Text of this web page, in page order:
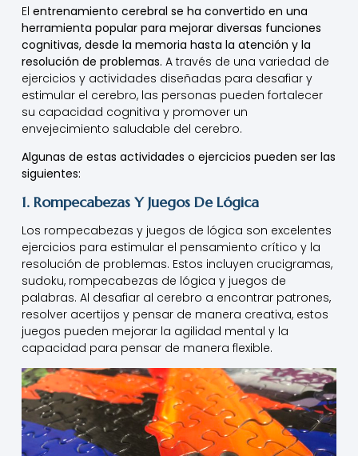
El entrenamiento cerebral se ha convertido en una
herramienta popular para mejorar diversas funciones
cognitivas, desde la memoria hasta la atención y la
resolución de problemas. A través de una variedad de
ejercicios y actividades diseñadas para desafiar y
estimular el cerebro, las personas pueden fortalecer
su capacidad cognitiva y promover un
envejecimiento saludable del cerebro.
Algunas de estas actividades o ejercicios pueden ser las
siguientes:
1. Rompecabezas Y Juegos De Lógica
Los rompecabezas y juegos de lógica son excelentes
ejercicios para estimular el pensamiento crítico y la
resolución de problemas. Estos incluyen crucigramas,
sudoku, rompecabezas de lógica y juegos de
palabras. Al desafiar al cerebro a encontrar patrones,
resolver acertijos y pensar de manera creativa, estos
juegos pueden mejorar la agilidad mental y la
capacidad para pensar de manera flexible.